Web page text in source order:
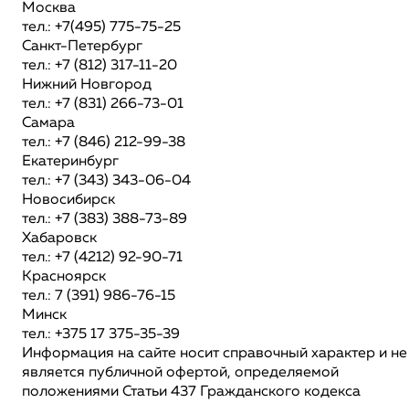
Москва
тел.: +7(495) 775-75-25
Санкт-Петербург
тел.: +7 (812) 317-11-20
Нижний Новгород
тел.: +7 (831) 266-73-01
Самара
тел.: +7 (846) 212-99-38
Екатеринбург
тел.: +7 (343) 343-06-04
Новосибирск
тел.: +7 (383) 388-73-89
Хабаровск
тел.: +7 (4212) 92-90-71
Красноярск
тел.: 7 (391) 986-76-15
Минск
тел.: +375 17 375-35-39
Информация на сайте носит справочный характер и не
является публичной офертой, определяемой
положениями Статьи 437 Гражданского кодекса